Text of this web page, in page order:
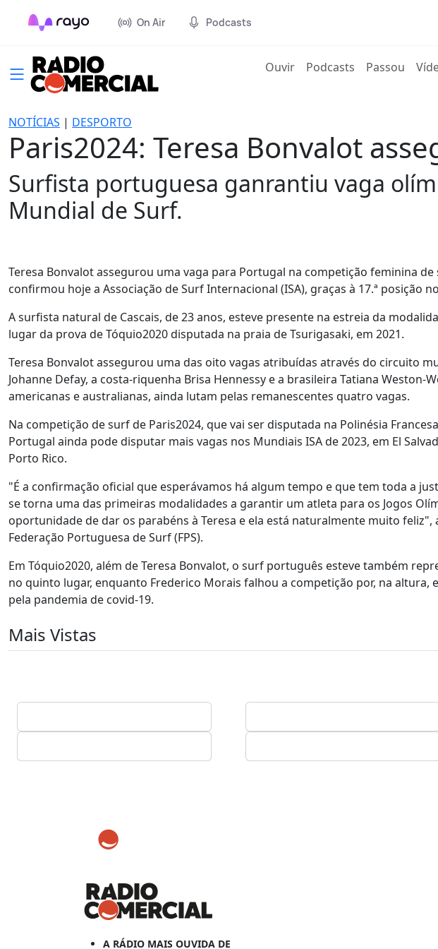
On Air Podcasts
Ouvir(current)
Podcasts Passou
NOTÍCIAS | DESPORTO
Paris2024: Teresa Bonvalot
Surfista portuguesa ganrantiu vaga
Mundial de Surf.
Teresa Bonvalot assegurou uma vaga para Portugal na competição feminina de
confirmou hoje a Associação de Surf Internacional (ISA), graças à 17.ª posição
A surfista natural de Cascais, de 23 anos, esteve presente na estreia da
lugar da prova de Tóquio2020 disputada na praia de Tsurigasaki, em 2021.
Teresa Bonvalot assegurou uma das oito vagas atribuídas através do circuito
Johanne Defay, a costa-riquenha Brisa Hennessy e a brasileira Tatiana
americanas e australianas, ainda lutam pelas remanescentes quatro vagas.
Na competição de surf de Paris2024, que vai ser disputada na Polinésia
Portugal ainda pode disputar mais vagas nos Mundiais ISA de 2023, em El
Porto Rico.
"É a confirmação oficial que esperávamos há algum tempo e que tem toda a
se torna uma das primeiras modalidades a garantir um atleta para os Jogos
oportunidade de dar os parabéns à Teresa e ela está naturalmente muito feliz",
Federação Portuguesa de Surf (FPS).
Em Tóquio2020, além de Teresa Bonvalot, o surf português esteve também
no quinto lugar, enquanto Frederico Morais falhou a competição por, na
pela pandemia de covid-19.
Mais Vistas
A RÁDIO MAIS OUVIDA DE